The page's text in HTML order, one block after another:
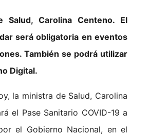
Carolina Centeno. El
será obligatoria en eventos
También se podrá utilizar
Digital.
la ministra de Salud, Carolina
el Pase Sanitario COVID-19 a
el Gobierno Nacional, en el